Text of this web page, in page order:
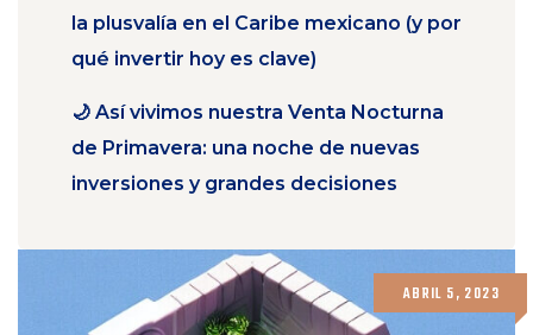
ABRIL 5, 2023
la plusvalía en el Caribe mexicano (y por
qué invertir hoy es clave)
🌙 Así vivimos nuestra Venta Nocturna
de Primavera: una noche de nuevas
inversiones y grandes decisiones